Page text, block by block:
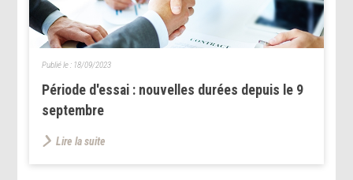
Période d'essai : nouvelles durées depuis le 9
septembre
Publié le : 18/09/2023
Lire la suite